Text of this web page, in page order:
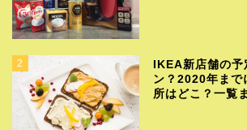
2
IKEA新店舗の
ン？2020年まで
所はどこ？一覧